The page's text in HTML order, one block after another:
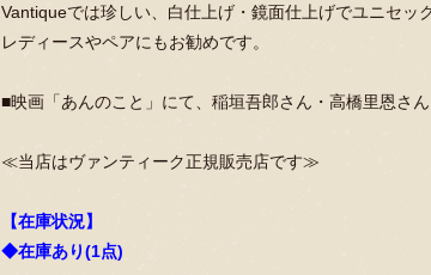
Vantiqueでは珍しい、白仕上げ・鏡面仕上げでユニセッ
レディースやペアにもお勧めです。
■映画「あんのこと」にて、稲垣吾郎さん・高橋里恩さん
≪当店はヴァンティーク正規販売店です≫
【在庫状況】
◆在庫あり(1点)